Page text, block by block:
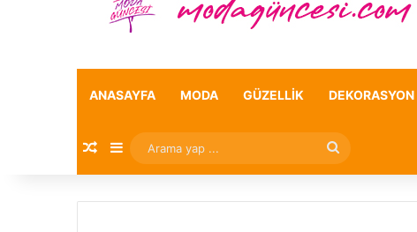
ANASAYFA MODA GÜZELLIK DEKORASYON
Rastgele Makale
Kenar Bölmesi
Arama
yap